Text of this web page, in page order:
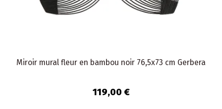
Miroir mural fleur en bambou noir 76,5x73 cm Gerbera
119,00 €